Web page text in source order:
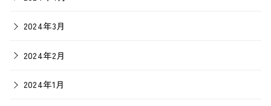
2024年3月
2024年2月
2024年1月